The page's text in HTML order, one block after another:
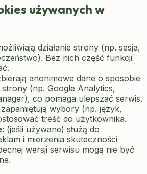
używanych w
działanie strony (np. sesja,
Bez nich część funkcji
anonimowe dane o sposobie
(np. Google Analytics,
co pomaga ulepszać serwis.
zapamiętują wybory (np. język,
treść do użytkownika.
: (jeśli używane) służą do
i mierzenia skuteczności
wersji serwisu mogą nie być